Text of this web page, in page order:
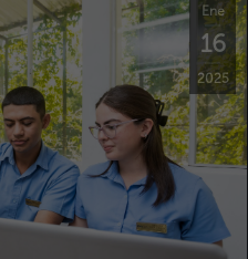
Ene
16
2025